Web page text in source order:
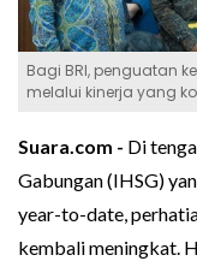
Bagi BRI, penguatan
melalui kinerja yang
Suara.com - Di
Gabungan (IHSG)
year-to-date,
kembali meningkat.